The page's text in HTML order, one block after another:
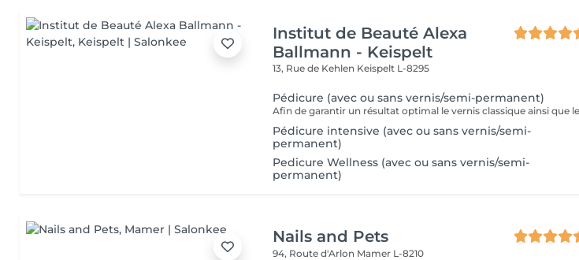
Institut de Beauté Alexa
Ballmann - Keispelt
13, Rue de Kehlen Keispelt L-8295
Pédicure (avec ou sans vernis/semi-permanent)
Pédicure intensive (avec ou sans vernis/semi-
permanent)
Pedicure Wellness (avec ou sans vernis/semi-
permanent)
Nails and Pets
94, Route d'Arlon Mamer L-8210